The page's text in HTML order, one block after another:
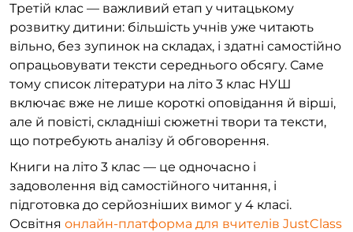
Третій клас — важливий етап у читацькому
розвитку дитини: більшість учнів уже читають
вільно, без зупинок на складах, і здатні самостійно
опрацьовувати тексти середнього обсягу. Саме
тому список літератури на літо 3 клас НУШ
включає вже не лише короткі оповідання й вірші,
але й повісті, складніші сюжетні твори та тексти,
що потребують аналізу й обговорення.
Книги на літо 3 клас — це одночасно і
задоволення від самостійного читання, і
підготовка до серйозніших вимог у 4 класі.
Освітня онлайн-платформа для вчителів JustClass